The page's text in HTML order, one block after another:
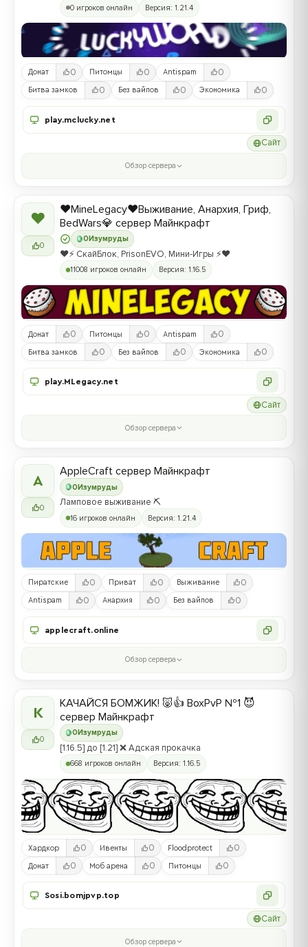
0 игроков онлайн Версия: 1.21.4
Донат 0 Питомцы 0 Antispam 0
Битва замков 0 Без вайпов 0 Экономика 0
play.mclucky.net
Сайт
Обзор сервера
❤
0
0 Изумруды
❤️MineLegacy❤️Выживание, Анархия, Гриф,
BedWars💎 сервер Майнкрафт
❤️⚡️ СкайБлок, PrisonEVO, Мини-Игры ⚡️❤️
11008 игроков онлайн Версия: 1.16.5
Донат 0 Питомцы 0 Antispam 0
Битва замков 0 Без вайпов 0 Экономика 0
play.MLegacy.net
Сайт
Обзор сервера
A
0
0Изумруды
AppleCraft сервер Майнкрафт
Ламповое выживание ⛏️
16 игроков онлайн Версия: 1.21.4
Пиратские 0 Приват 0 Выживание 0
Antispam 0 Анархия 0 Без вайпов 0
applecraft.online
Обзор сервера
К
0
0 Изумруды
КАЧАЙСЯ БОМЖИК! 🐷👍 BoxPvP №1 😈
сервер Майнкрафт
[1.16.5] до [1.21] ❌ Адская прокачка
668 игроков онлайн Версия: 1.16.5
Хардкор 0 Ивенты 0 Floodprotect 0
Донат 0 Моб арена 0 Питомцы 0
Sosi.bomjpvp.top
Сайт
Обзор сервера